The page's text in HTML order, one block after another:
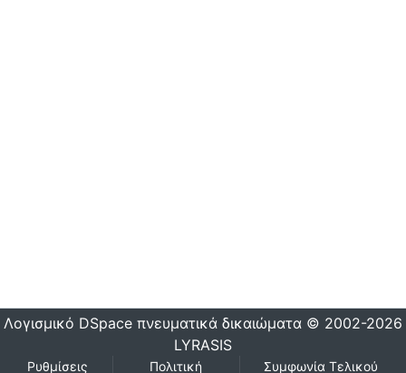
Λογισμικό DSpace πνευματικά δικαιώματα © 2002-2026
LYRASIS
Ρυθμίσεις Πολιτική Συμφωνία Τελικού